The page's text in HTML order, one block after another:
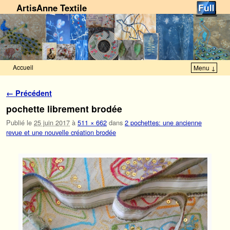
ArtisAnne Textile
Accueil Menu ↓
Navigation des images
← Précédent
pochette librement brodée
Publié le 25 juin 2017 à 511 × 662 dans 2 pochettes: une ancienne
revue et une nouvelle création brodée